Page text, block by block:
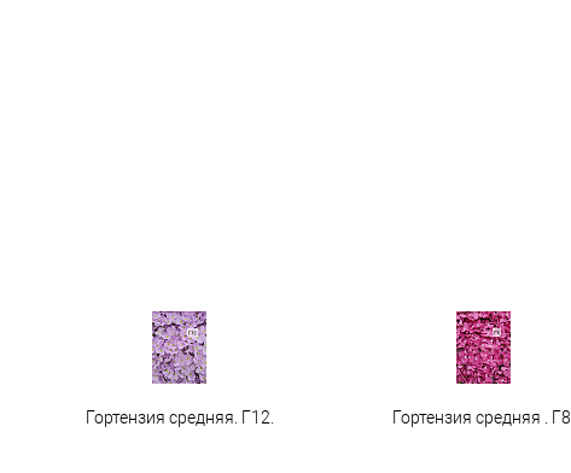
Гортензия средняя. Г12. Гортензия средняя . Г8.